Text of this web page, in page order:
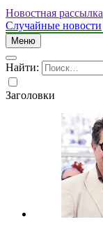
Новостная рассылка
Случайные новости
Меню
Найти:
Заголовки